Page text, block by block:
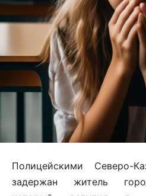
Полицейскими Северо-
задержан житель